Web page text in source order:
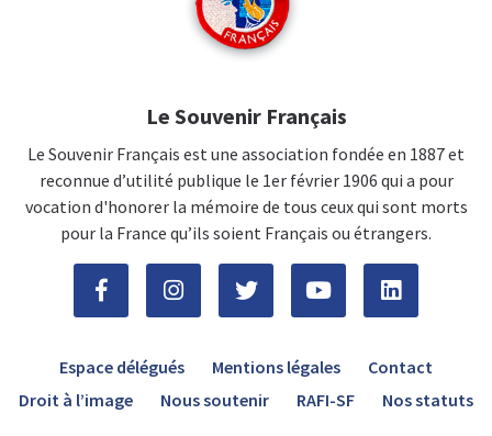
Le Souvenir Français
Le Souvenir Français est une association fondée en 1887 et
reconnue d’utilité publique le 1er février 1906 qui a pour
vocation d'honorer la mémoire de tous ceux qui sont morts
pour la France qu’ils soient Français ou étrangers.
Espace délégués Mentions légales
Contact
Droit à l’image
Nous soutenir RAFI-SF Nos statuts